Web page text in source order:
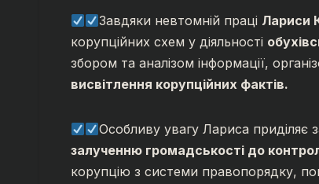
Завдяки невтомній праці Лариси
корупційних схем у діяльності
збором та аналізом інформації,
висвітлення корупційних фактів.
Особливу увагу Лариса приділяє
залученню громадськості до
корупцію з системи правопорядку,